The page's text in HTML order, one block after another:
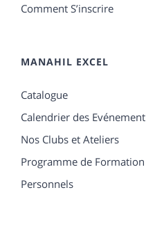
Comment S’inscrire
MANAHIL EXCEL
Catalogue
Calendrier des Evénement
Nos Clubs et Ateliers
Programme de Formation
Personnels